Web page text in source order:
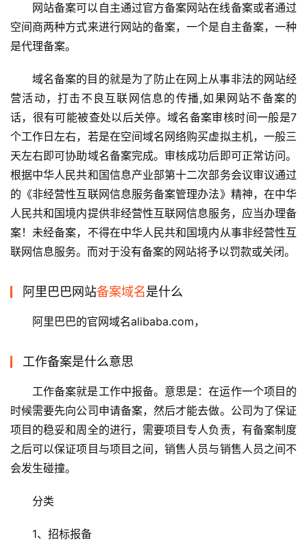
网站备案可以自主通过官方备案网站在线备案或者通过
空间商两种方式来进行网站的备案，一个是自主备案，一种
是代理备案。
域名备案的目的就是为了防止在网上从事非法的网站经
营活动，打击不良互联网信息的传播,如果网站不备案的
话，很有可能被查处以后关停。域名备案审核时间一般是7
个工作日左右，若是在空间域名网络购买虚拟主机，一般三
天左右即可协助域名备案完成。审核成功后即可正常访问。
根据中华人民共和国信息产业部第十二次部务会议审议通过
的《非经营性互联网信息服务备案管理办法》精神，在中华
人民共和国境内提供非经营性互联网信息服务，应当办理备
案！未经备案，不得在中华人民共和国境内从事非经营性互
联网信息服务。而对于没有备案的网站将予以罚款或关闭。
阿里巴巴网站备案域名是什么
阿里巴巴的官网域名alibaba.com，
工作备案是什么意思
工作备案就是工作中报备。意思是：在运作一个项目的
时候需要先向公司申请备案，然后才能去做。公司为了保证
项目的稳妥和周全的进行，需要项目专人负责，有备案制度
之后可以保证项目与项目之间，销售人员与销售人员之间不
会发生碰撞。
分类
1、招标报备